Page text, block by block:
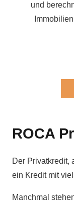
und
ROCA
Der Privatkredit,
ein Kredit mit
Manchmal